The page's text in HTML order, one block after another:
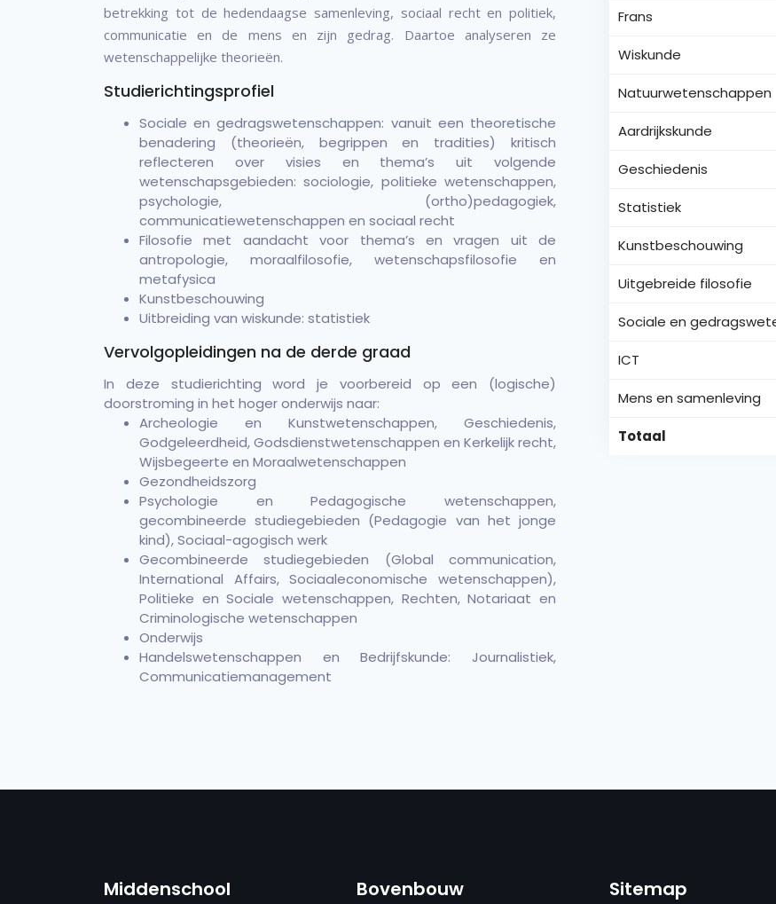
betrekking tot de hedendaagse samenleving, sociaal recht en politiek,
communicatie en de mens en zijn gedrag. Daartoe analyseren ze
wetenschappelijke theorieën.
Studierichtingsprofiel
Sociale en gedragswetenschappen: vanuit een theoretische
benadering (theorieën, begrippen en tradities) kritisch
reflecteren over visies en thema’s uit volgende
wetenschapsgebieden: sociologie, politieke wetenschappen,
psychologie, (ortho)pedagogiek,
communicatiewetenschappen en sociaal recht
Filosofie met aandacht voor thema’s en vragen uit de
antropologie, moraalfilosofie, wetenschapsfilosofie en
metafysica
Kunstbeschouwing
Uitbreiding van wiskunde: statistiek
Vervolgopleidingen na de derde graad
In deze studierichting word je voorbereid op een (logische)
doorstroming in het hoger onderwijs naar:
Archeologie en Kunstwetenschappen, Geschiedenis,
Godgeleerdheid, Godsdienstwetenschappen en Kerkelijk recht,
Wijsbegeerte en Moraalwetenschappen
Gezondheidszorg
Psychologie en Pedagogische wetenschappen,
gecombineerde studiegebieden (Pedagogie van het jonge
kind), Sociaal-agogisch werk
Gecombineerde studiegebieden (Global communication,
International Affairs, Sociaaleconomische wetenschappen),
Politieke en Sociale wetenschappen, Rechten, Notariaat en
Criminologische wetenschappen
Onderwijs
Handelswetenschappen en Bedrijfskunde: Journalistiek,
Communicatiemanagement
Frans
Wiskunde
Natuurwetenschappen
Aardrijkskunde
Geschiedenis
Statistiek
Kunstbeschouwing
Uitgebreide filosofie
Sociale en
ICT
Mens en samenleving
Totaal
Middenschool Bovenbouw Sitemap